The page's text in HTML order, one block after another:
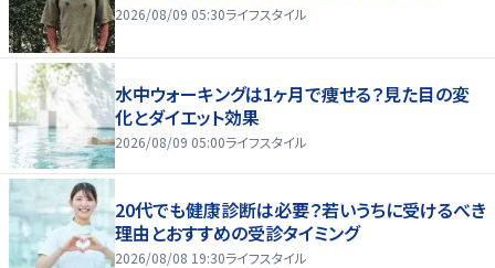
2026/08/09 05:30ライフスタイル
水中ウォーキングは1ヶ月で痩せる？見た目の変
化とダイエット効果
2026/08/09 05:00ライフスタイル
20代でも健康診断は必要？若いうちに受けるべき
理由とおすすめの受診タイミング
2026/08/08 19:30ライフスタイル